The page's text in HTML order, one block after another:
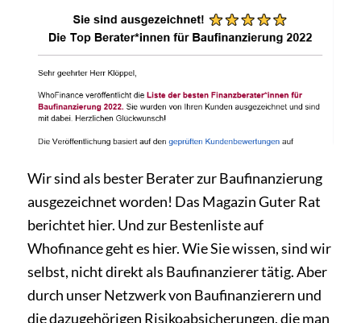
Wir sind als bester Berater zur Baufinanzierung
ausgezeichnet worden! Das Magazin Guter Rat
berichtet hier. Und zur Bestenliste auf
Whofinance geht es hier. Wie Sie wissen, sind wir
selbst, nicht direkt als Baufinanzierer tätig. Aber
durch unser Netzwerk von Baufinanzierern und
die dazugehörigen Risikoabsicherungen, die man